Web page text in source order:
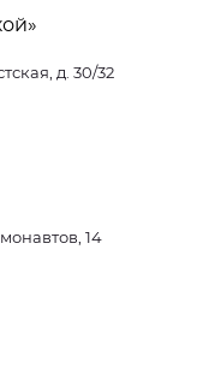
д. 30/32
14